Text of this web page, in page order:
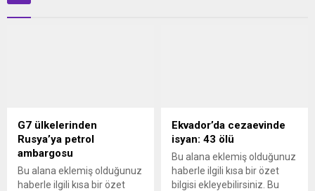
G7 ülkelerinden
Rusya’ya petrol
ambargosu
Bu alana eklemiş olduğunuz
haberle ilgili kısa bir özet
Ekvador’da cezaevinde
isyan: 43 ölü
Bu alana eklemiş olduğunuz
haberle ilgili kısa bir özet
bilgisi ekleyebilirsiniz. Bu